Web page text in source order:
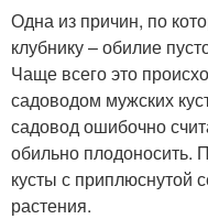
Одна из причин, по
клубнику – обилие
Чаще всего это
садоводом мужских
садовод ошибочно
обильно плодоносить.
кусты с приплюснутой
растения.